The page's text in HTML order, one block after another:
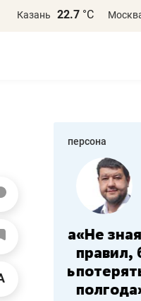
Казань 22.7 °С
персона
работа «Не зная
правил,
полгода»